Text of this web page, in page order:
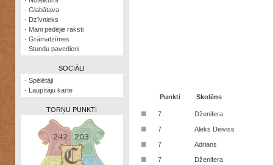
Visatcera
almanahs
Arhīvs
· Glabātava
· Dzīvnieks
· Mani pēdējie raksti
· Grāmatzīmes
· Stundu pavedieni
SOCIĀLI
· Spēlētāji
· Laupītāju karte
TORŅU PUNKTI
Punkti Skolēns
■ 7 Dženifera
■ 7 Aleks Deiviss
■ 7 Adrians
■ 7 Dženifera